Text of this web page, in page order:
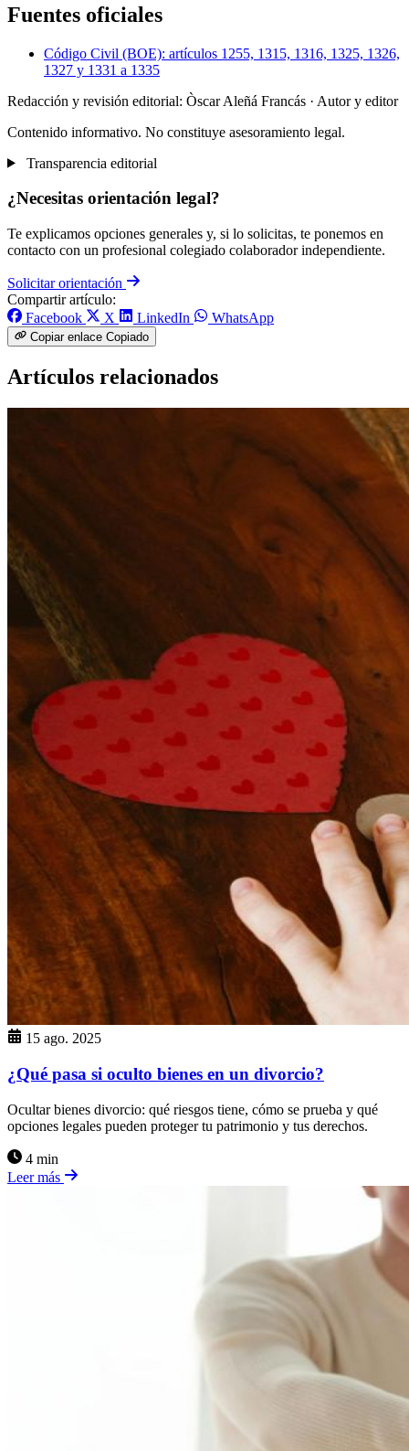
Fuentes oficiales
Código Civil (BOE): artículos 1255, 1315, 1316, 1325, 1326,
1327 y 1331 a 1335
Redacción y revisión editorial: Òscar Aleñá Francás · Autor y editor
Contenido informativo. No constituye asesoramiento legal.
Transparencia editorial
¿Necesitas orientación legal?
Te explicamos opciones generales y, si lo solicitas, te ponemos en
contacto con un profesional colegiado colaborador independiente.
Solicitar orientación
Compartir artículo:
Facebook
X LinkedIn WhatsApp
Copiar enlace Copiado
Artículos relacionados
15 ago. 2025
¿Qué pasa si oculto bienes en un divorcio?
Ocultar bienes divorcio: qué riesgos tiene, cómo se prueba y qué
opciones legales pueden proteger tu patrimonio y tus derechos.
4 min
Leer más